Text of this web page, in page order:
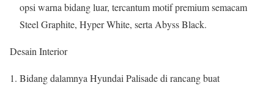
opsi warna bidang luar, tercantum motif premium semacam
Steel Graphite, Hyper White, serta Abyss Black.
Desain Interior
Bidang dalamnya Hyundai Palisade di rancang buat